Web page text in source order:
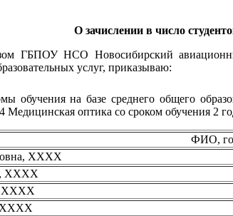
О зачислении в число
ГБПОУ НСО Новосибирский
услуг, приказываю:
обучения на базе среднего общего
Медицинская оптика со сроком обучения
ФИО,
XXXX
XXXX
XXXX
XXXX